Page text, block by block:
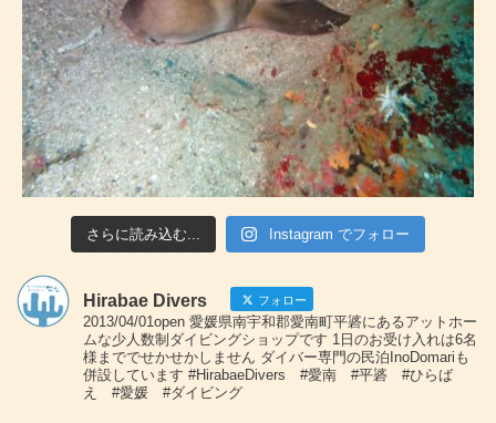
さらに読み込む... Instagram でフォロー
Hirabae Divers フォロー
2013/04/01open 愛媛県南宇和郡愛南町平碆にあるアットホー
ムな少人数制ダイビングショップです 1日のお受け入れは6名
様まででせかせかしません ダイバー専門の民泊InoDomariも
併設しています #HirabaeDivers #愛南 #平碆 #ひらば
え #愛媛 #ダイビング